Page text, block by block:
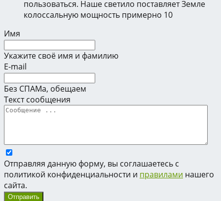
пользоваться. Наше светило поставляет Земле
колоссальную мощность примерно 10
Имя
Укажите своё имя и фамилию
E-mail
Без СПАМа, обещаем
Текст сообщения
Отправляя данную форму, вы соглашаетесь с
политикой конфиденциальности и правилами нашего
сайта.